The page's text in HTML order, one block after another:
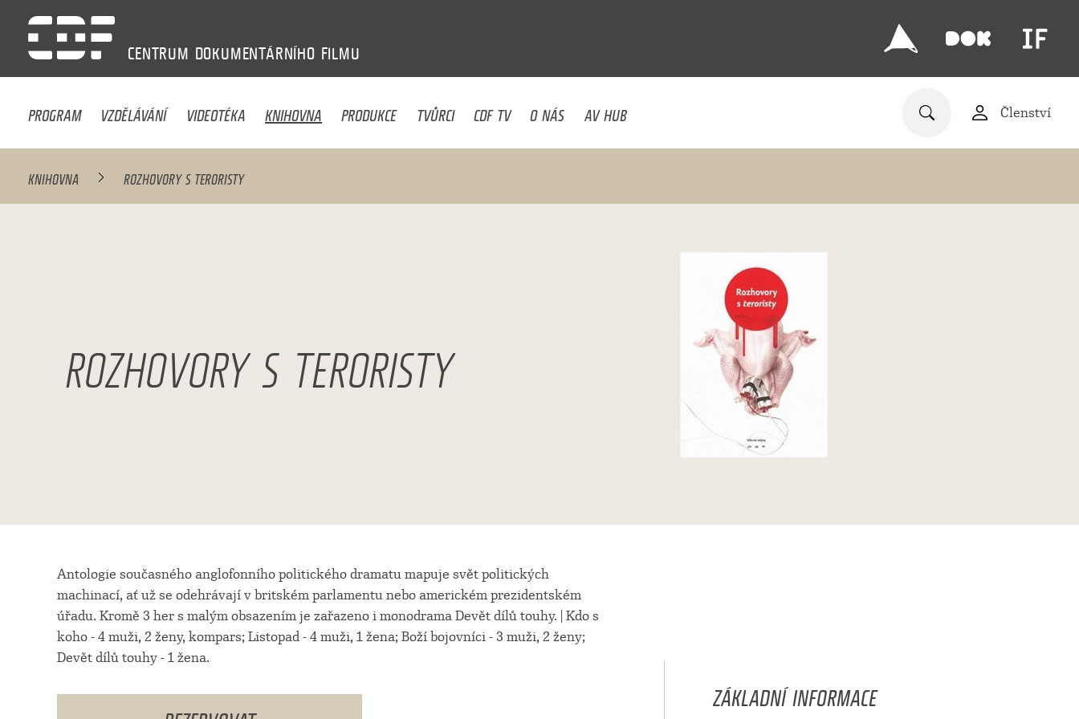
CENTRUM DOKUMENTÁRNÍHO FILMU
PROGRAM VZDĚLÁVÁNÍ VIDEOTÉKA KNIHOVNA PRODUKCE TVŮRCI CDF TV O NÁS AV HUB Členství
KNIHOVNA ROZHOVORY S TERORISTY
ROZHOVORY S TERORISTY
Antologie současného anglofonního politického dramatu mapuje svět politických
machinací, ať už se odehrávají v britském parlamentu nebo americkém prezidentském
úřadu. Kromě 3 her s malým obsazením je zařazeno i monodrama Devět dílů touhy. | Kdo s
koho - 4 muži, 2 ženy, kompars; Listopad - 4 muži, 1 žena; Boží bojovníci - 3 muži, 2 ženy;
Devět dílů touhy - 1 žena.
ZÁKLADNÍ INFORMACE